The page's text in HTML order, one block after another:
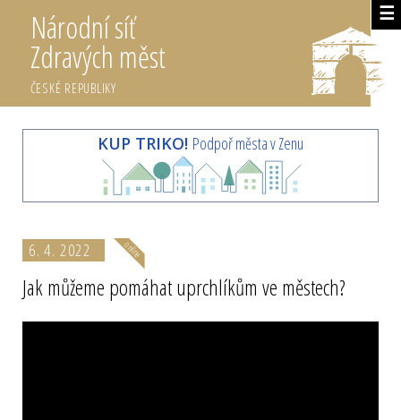
☰
Národní síť
Zdravých měst
ČESKÉ REPUBLIKY
KUP TRIKO! Podpoř města v Zenu
6. 4. 2022
Jak můžeme pomáhat uprchlíkům ve městech?